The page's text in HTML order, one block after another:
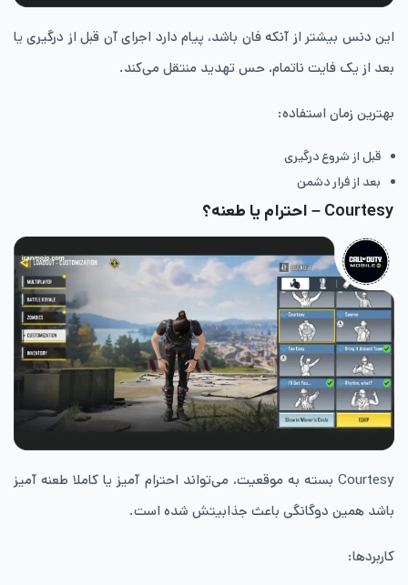
این دنس بیشتر از آنکه فان باشد، پیام دارد اجرای آن قبل از درگیری یا
بعد از یک فایت ناتمام، حس تهدید منتقل می‌کند.
بهترین زمان استفاده:
قبل از شروع درگیری
بعد از فرار دشمن
Courtesy – احترام یا طعنه؟
Courtesy بسته به موقعیت، می‌تواند احترام آمیز یا کاملا طعنه آمیز
باشد همین دوگانگی باعث جذابیتش شده است.
کاربردها: